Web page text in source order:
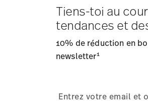
Frais d'expédition: Les frais de
Délai de livraison: 5-7 jours
Suivi: Vous recevrez un code
Retours: Pour les retours,
Tiens-toi au
tendances et
10% de réduction en
newsletter1